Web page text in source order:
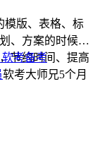
模版、表格、标
、方案的时候就
节约时间、提高
软考备考
软考大师兄5个月